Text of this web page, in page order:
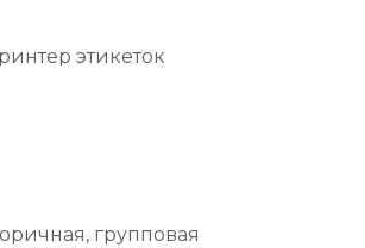
этикеток
групповая